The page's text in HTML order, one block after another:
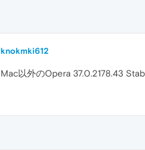
knokmki612
Mac以外のOpera 37.0.2178.43